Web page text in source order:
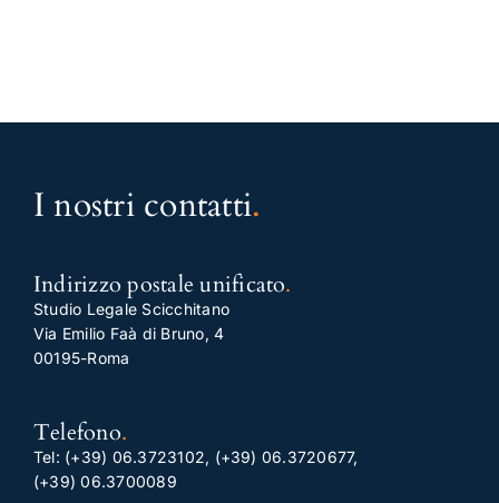
I nostri contatti.
Indirizzo postale unificato.
Studio Legale Scicchitano
Via Emilio Faà di Bruno, 4
00195-Roma
Telefono.
Tel: (+39) 06.3723102, (+39) 06.3720677,
(+39) 06.3700089